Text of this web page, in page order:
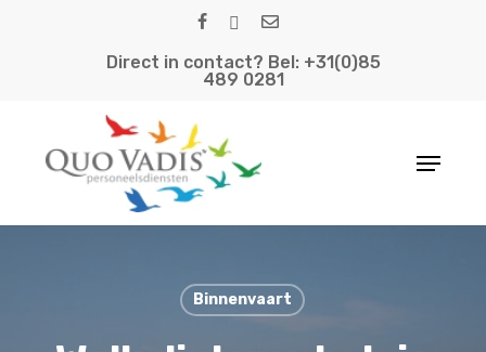
Direct in contact? Bel: +31(0)85
489 0281
Menu
Binnenvaart